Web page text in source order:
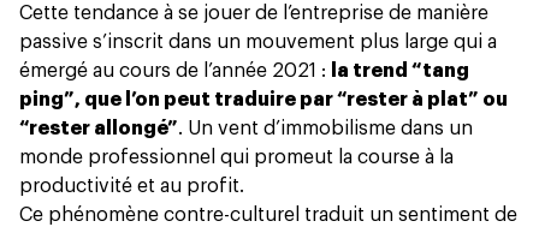
Cette tendance à se jouer de l’entreprise de manière
passive s’inscrit dans un mouvement plus large qui a
émergé au cours de l’année 2021 :
la trend “tang
ping”, que l’on peut traduire par “rester à plat” ou
“rester allongé”. Un vent d’immobilisme dans un
monde professionnel qui promeut la course à la
productivité et au profit.
Ce phénomène contre-culturel traduit un sentiment de